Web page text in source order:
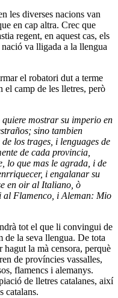
les diverses nacions van
en cap altra. Crec que
regent, en aquest cas, els
va lligada a la llengua
el robatori dut a terme
el camp de les lletres, però
mostrar su imperio en
sino tambien
los trages, i lenguages de
de cada provincia,
lo que mas le agrada, i de
i engalanar su
en oir al Italiano, ò
al Flamenco, i Aleman: Mio
tot el que li convingui de
de la seva llengua. De tota
hagut la mà censora, perquè
de províncies vassalles,
flamencs i alemanys.
de lletres catalanes, així
catalans.